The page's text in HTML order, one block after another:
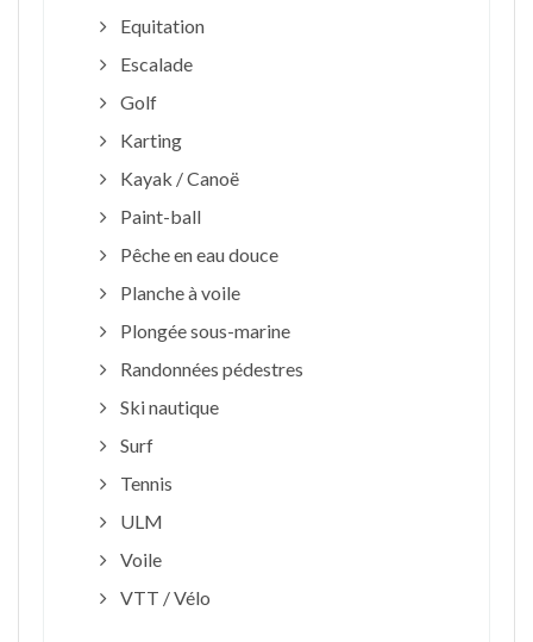
Equitation
Escalade
Golf
Karting
Kayak / Canoë
Paint-ball
Pêche en eau douce
Planche à voile
Plongée sous-marine
Randonnées pédestres
Ski nautique
Surf
Tennis
ULM
Voile
VTT / Vélo